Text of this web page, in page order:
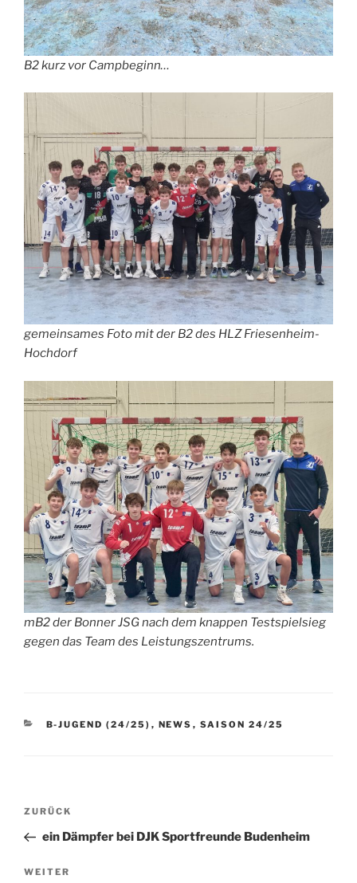
B2 kurz vor Campbeginn…
gemeinsames Foto mit der B2 des HLZ Friesenheim-
Hochdorf
mB2 der Bonner JSG nach dem knappen Testspielsieg
gegen das Team des Leistungszentrums.
KATEGORIEN
B-JUGEND (24/25) , NEWS , SAISON 24/25
Beitragsnavigation
Vorheriger
Beitrag
ZURÜCK
ein Dämpfer bei DJK Sportfreunde Budenheim
Nächster
WEITER